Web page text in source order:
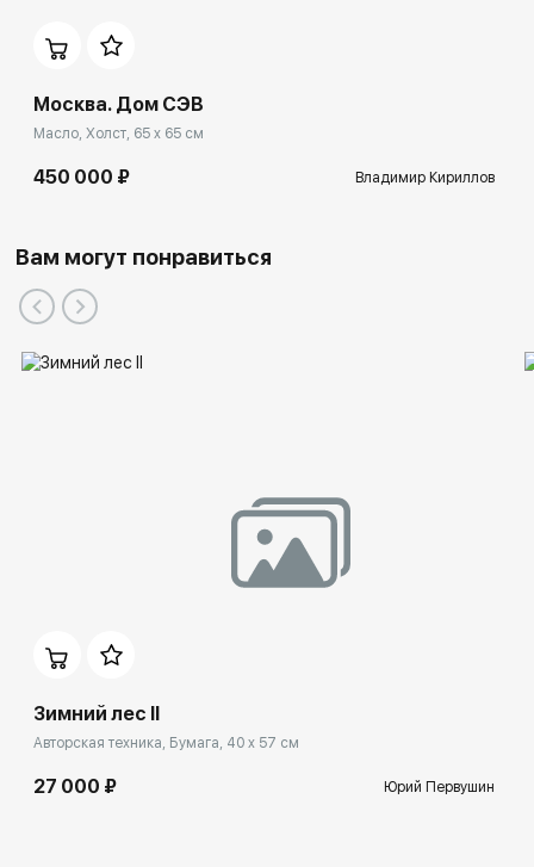
Москва. Дом СЭВ
Масло, Холст, 65 x 65 см
450 000 ₽ Владимир Кириллов
Вам могут понравиться
Зимний лес II
Авторская техника, Бумага, 40 x 57 см
27 000 ₽ Юрий Первушин